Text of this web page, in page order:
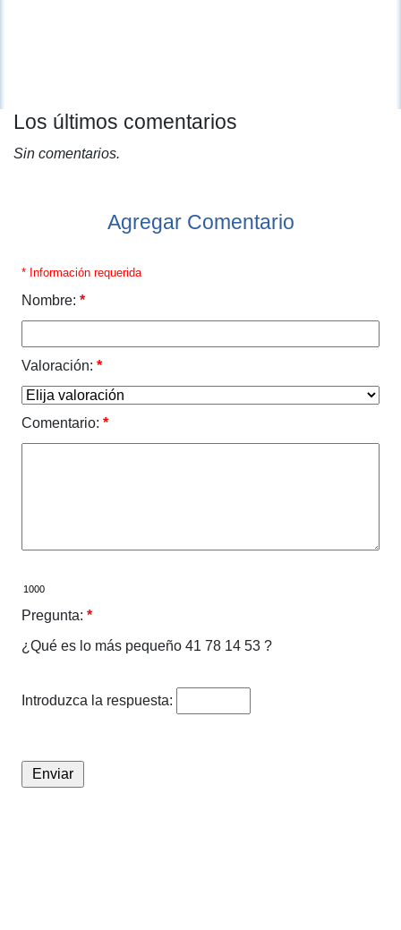
Los últimos comentarios
Sin comentarios.
Agregar Comentario
* Información requerida
Nombre: *
Valoración: *
Comentario: *
Pregunta: *
¿Qué es lo más pequeño 41 78 14 53 ?
Introduzca la respuesta: